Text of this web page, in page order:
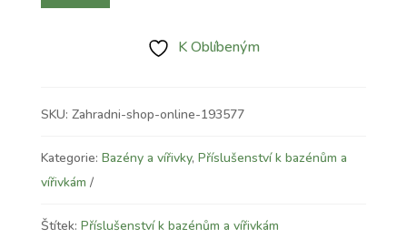
K Oblíbeným
SKU: Zahradni-shop-online-193577
Kategorie: Bazény a vířivky, Příslušenství k bazénům a
vířivkám
Štítek: Příslušenství k bazénům a vířivkám